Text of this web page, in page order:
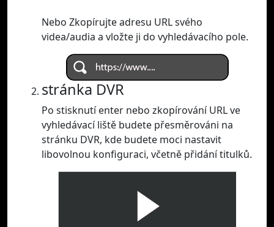
Nebo Zkopírujte adresu URL svého
videa/audia a vložte ji do vyhledávacího pole.
stránka DVR
Po stisknutí enter nebo zkopírování URL ve
vyhledávací liště budete přesměrováni na
stránku DVR, kde budete moci nastavit
libovolnou konfiguraci, včetně přidání titulků.